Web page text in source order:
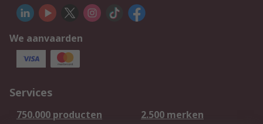
We aanvaarden
Services
750.000 producten
2.500 merken